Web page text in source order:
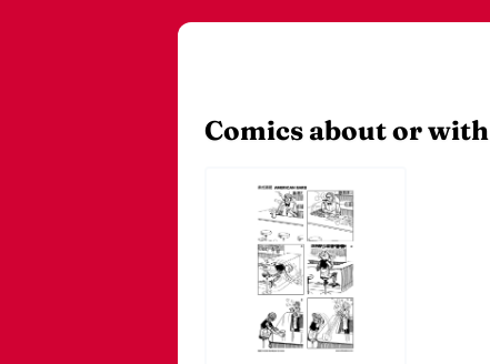
Comics about or with